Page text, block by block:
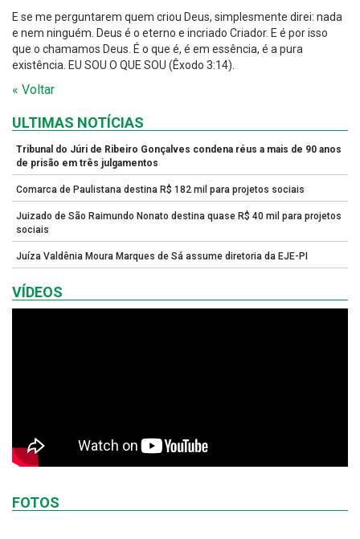
E se me perguntarem quem criou Deus, simplesmente direi: nada
e nem ninguém. Deus é o eterno e incriado Criador. E é por isso
que o chamamos Deus. É o que é, é em essência, é a pura
existência. EU SOU O QUE SOU (Êxodo 3:14).
« Voltar
ULTIMAS NOTÍCIAS
Tribunal do Júri de Ribeiro Gonçalves condena réus a mais de 90 anos
de prisão em três julgamentos
Comarca de Paulistana destina R$ 182 mil para projetos sociais
Juizado de São Raimundo Nonato destina quase R$ 40 mil para projetos
sociais
Juíza Valdênia Moura Marques de Sá assume diretoria da EJE-PI
VÍDEOS
FOTOS